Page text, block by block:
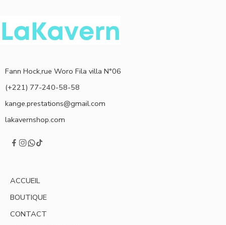
Fann Hock,rue Woro Fila villa N°06
(+221) 77-240-58-58
kange.prestations@gmail.com
lakavernshop.com
ACCUEIL
BOUTIQUE
CONTACT